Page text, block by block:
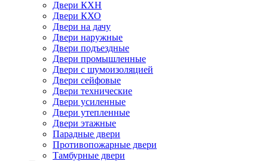
Двери КХН
Двери КХО
Двери на дачу
Двери наружные
Двери подъездные
Двери промышленные
Двери с шумоизоляцией
Двери сейфовые
Двери технические
Двери усиленные
Двери утепленные
Двери этажные
Парадные двери
Противопожарные двери
Тамбурные двери